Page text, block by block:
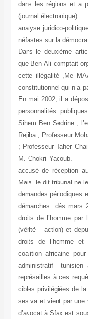
dans les régions et a
(journal
analyse juridico-
néfastes sur la
Dans le deuxième
que Ben Ali comptait
cette illégalité ,Me
constitutionnel qui n’a
En mai 2002, il a
personnalités
Sihem Ben Sedrine ;
Rejiba ; Professeur
; Professeur Taher
M. Chokri Yacoub.
accusé de réception
Mais le dit tribunal ne
demandes périodiques
démarches dés mars
droits de l’homme par
(vérité – action) et
droits de l’homme et
coalition africaine
administratif
représailles à ces
cibles privilégiées de
ses va et vient par une
d’avocat à Sfax est